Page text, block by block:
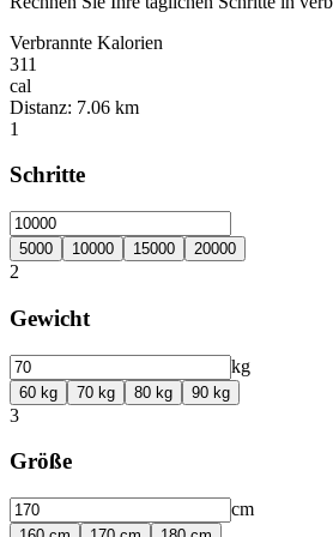
Verbrannte Kalorien
311
cal
Distanz: 7.06 km
1
Schritte
5000 10000 15000 20000
2
Gewicht
kg
60 kg 70 kg 80 kg 90 kg
3
Größe
cm